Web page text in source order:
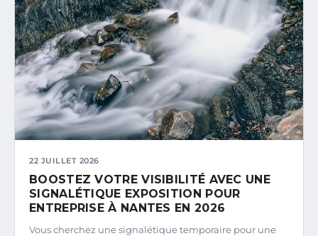
22 JUILLET 2026
BOOSTEZ VOTRE VISIBILITÉ AVEC UNE
SIGNALÉTIQUE EXPOSITION POUR
ENTREPRISE À NANTES EN 2026
Vous cherchez une signalétique temporaire pour une